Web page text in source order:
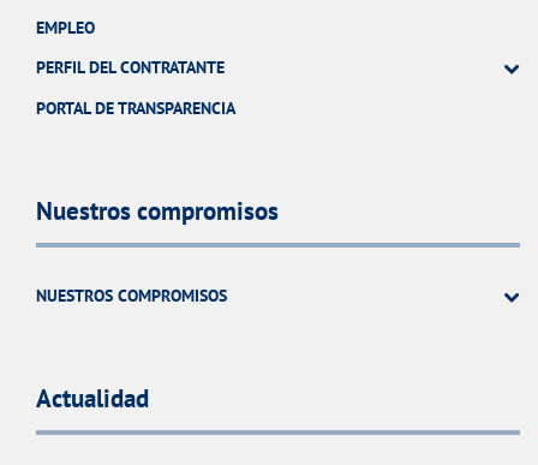
EMPLEO
PERFIL DEL CONTRATANTE
PORTAL DE TRANSPARENCIA
Nuestros compromisos
NUESTROS COMPROMISOS
Actualidad